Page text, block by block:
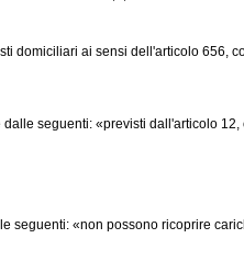
domiciliari ai sensi dell'articolo 656,
seguenti: «previsti dall'articolo 12,
«non possono ricoprire